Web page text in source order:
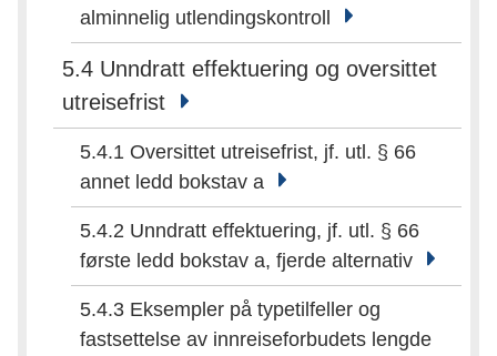
alminnelig utlendingskontroll
5.4 Unndratt effektuering og oversittet
utreisefrist
5.4.1 Oversittet utreisefrist, jf. utl. § 66
annet ledd bokstav a
5.4.2 Unndratt effektuering, jf. utl. § 66
første ledd bokstav a, fjerde alternativ
5.4.3 Eksempler på typetilfeller og
fastsettelse av innreiseforbudets lengde